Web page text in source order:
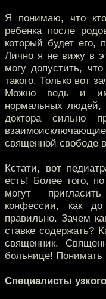
Я понимаю, что
ребенка после
который будет его,
Лично я не вижу в
могу допустить,
такого. Только вот
Можно ведь и
нормальных людей,
доктора сильно
священной свободе
Кстати, вот
есть! Более того,
могут
конфессии, как
правильно. Зачем
ставке содержать?
священник.
больнице! Понимать
Специалисты